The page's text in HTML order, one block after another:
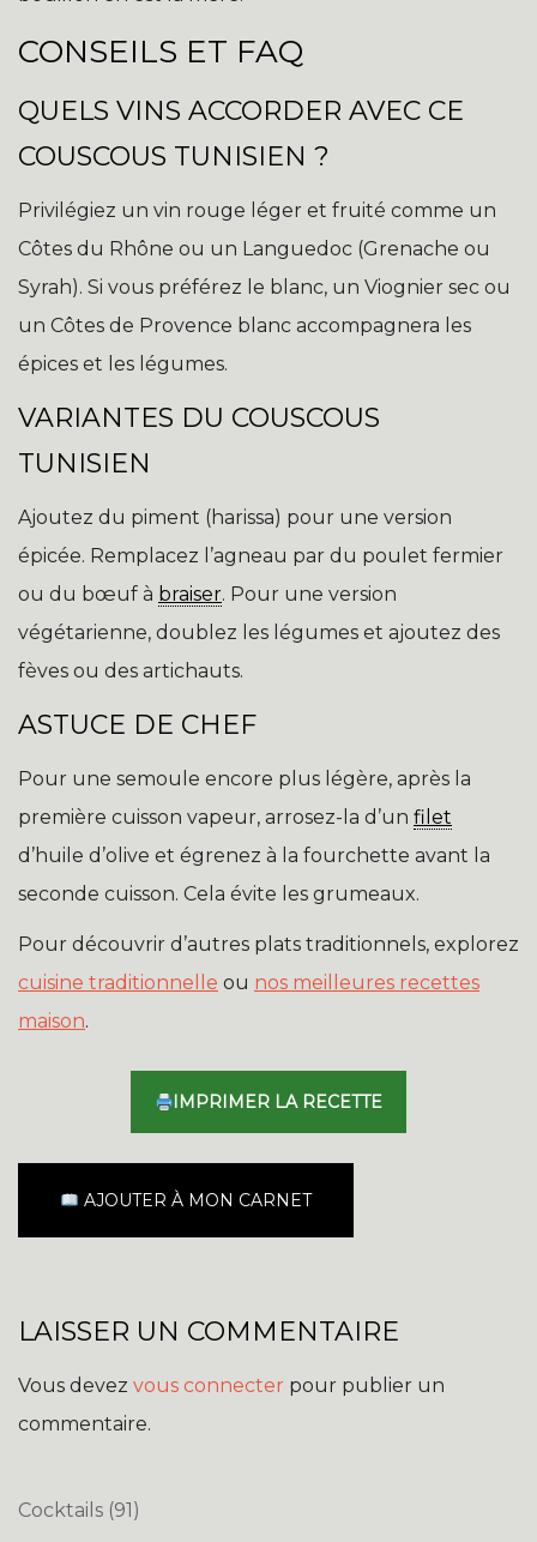
CONSEILS ET FAQ
QUELS VINS ACCORDER AVEC CE
COUSCOUS TUNISIEN ?
Privilégiez un vin rouge léger et fruité comme un
Côtes du Rhône ou un Languedoc (Grenache ou
Syrah). Si vous préférez le blanc, un Viognier sec ou
un Côtes de Provence blanc accompagnera les
épices et les légumes.
VARIANTES DU COUSCOUS
TUNISIEN
Ajoutez du piment (harissa) pour une version
épicée. Remplacez l’agneau par du poulet fermier
ou du bœuf à braiser. Pour une version
végétarienne, doublez les légumes et ajoutez des
fèves ou des artichauts.
ASTUCE DE CHEF
Pour une semoule encore plus légère, après la
première cuisson vapeur, arrosez-la d’un filet
d’huile d’olive et égrenez à la fourchette avant la
seconde cuisson. Cela évite les grumeaux.
Pour découvrir d’autres plats traditionnels, explorez
cuisine traditionnelle ou nos meilleures recettes
maison.
IMPRIMER LA RECETTE
AJOUTER À MON CARNET
LAISSER UN COMMENTAIRE
Vous devez vous connecter pour publier un
commentaire.
Cocktails (91)